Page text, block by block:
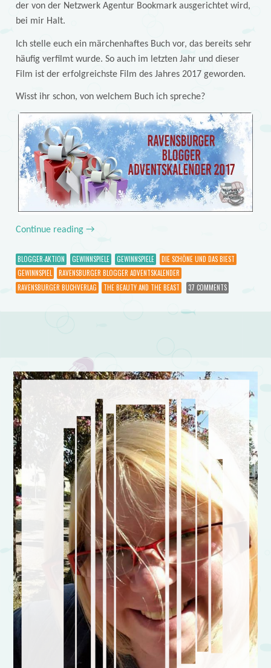
der von der Netzwerk Agentur Bookmark ausgerichtet wird,
bei mir Halt.
Ich stelle euch ein märchenhaftes Buch vor, das bereits sehr
häufig verfilmt wurde. So auch im letzten Jahr und dieser
Film ist der erfolgreichste Film des Jahres 2017 geworden.
Wisst ihr schon, von welchem Buch ich spreche?
Continue reading →
BLOGGER-AKTION GEWINNSPIELE GEWINNSPIELE
DIE SCHÖNE UND DAS BIEST
GEWINNSPIEL
RAVENSBURGER BLOGGER ADVENTSKALENDER
RAVENSBURGER BUCHVERLAG
THE BEAUTY AND THE BEAST 37 COMMENTS
Post navigation